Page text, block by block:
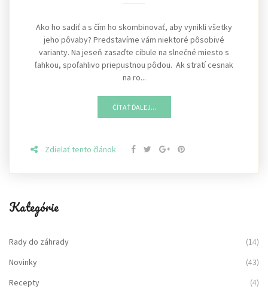
Ako ho sadiť a s čím ho skombinovať, aby vynikli všetky
jeho pôvaby? Predstavíme vám niektoré pôsobivé
varianty. Na jeseň zasaďte cibule na slnečné miesto s
ľahkou, spoľahlivo priepustnou pôdou. Ak stratí cesnak
na ro...
ČÍTAŤ ĎALEJ...
Zdielať tento článok
Kategórie
Rady do záhrady
(14)
Novinky
(43)
Recepty
(4)